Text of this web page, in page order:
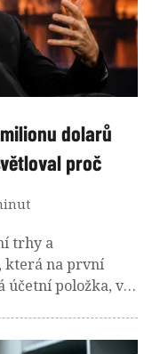
dolarů
proč
trhy a
která na první
účetní položka, ve